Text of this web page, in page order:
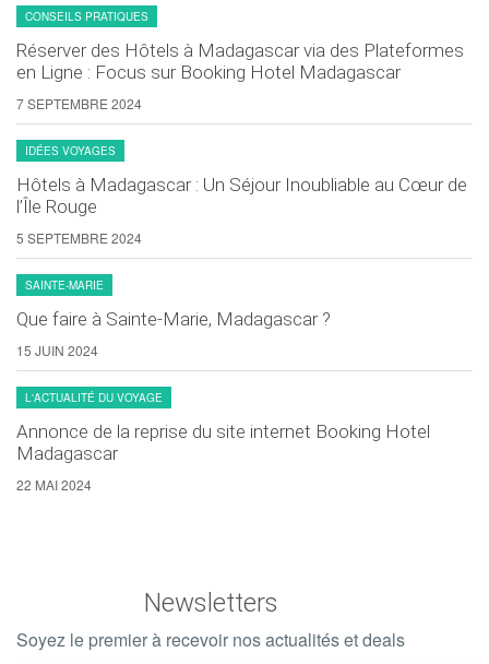
CONSEILS PRATIQUES
Réserver des Hôtels à Madagascar via des Plateformes
en Ligne : Focus sur Booking Hotel Madagascar
7 SEPTEMBRE 2024
IDÉES VOYAGES
Hôtels à Madagascar : Un Séjour Inoubliable au Cœur de
l’Île Rouge
5 SEPTEMBRE 2024
SAINTE-MARIE
Que faire à Sainte-Marie, Madagascar ?
15 JUIN 2024
L'ACTUALITÉ DU VOYAGE
Annonce de la reprise du site internet Booking Hotel
Madagascar
22 MAI 2024
Newsletters
Soyez le premier à recevoir nos actualités et deals